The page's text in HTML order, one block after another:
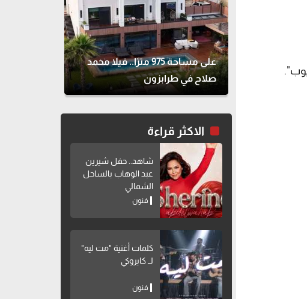
".
على مساحة 975 مترًا.. فيلا محمد
صلاح في طرابزون
الاكثر قراءة
شاهد.. حفل شيرين
عبد الوهاب بالساحل
الشمالي
فنون
كلمات أغنية "مت ليه"
لــ كايروكي
فنون